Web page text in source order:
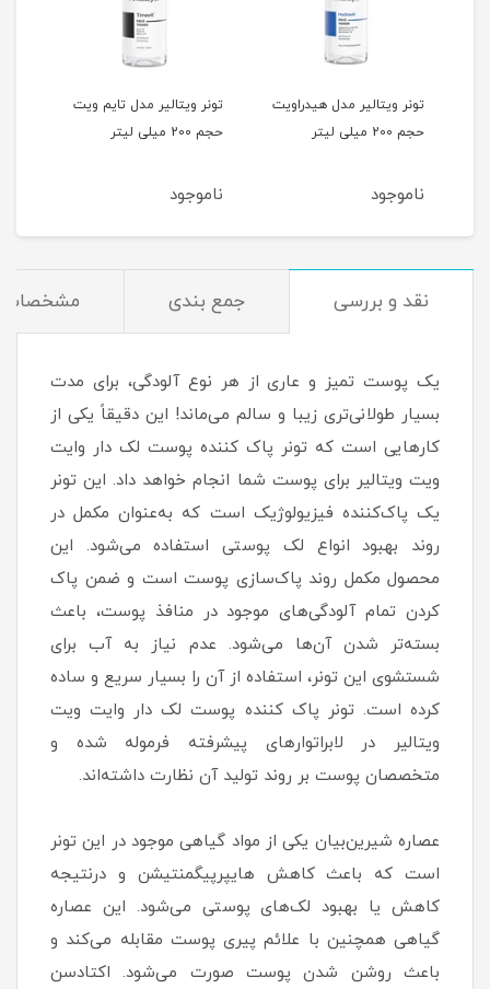
تونر ویتالیر مدل هیدراویت
حجم 200 میلی لیتر
ناموجود
تونر ویتالیر مدل تایم ویت
حجم 200 میلی لیتر
ناموجود
نقد و بررسی جمع بندی مشخصات
یک پوست تمیز و عاری از هر نوع آلودگی، برای مدت
بسیار طولانی‌تری زیبا و سالم می‌ماند! این دقیقاً یکی از
کارهایی است که تونر پاک کننده پوست لک دار وایت
ویت ویتالیر برای پوست شما انجام خواهد داد. این تونر
یک پاک‌کننده فیزیولوژیک است که به‌عنوان مکمل در
روند بهبود انواع لک پوستی استفاده می‌شود. این
محصول مکمل روند پاک‌سازی پوست است و ضمن پاک
کردن تمام آلودگی‌های موجود در منافذ پوست، باعث
بسته‌تر شدن آن‌ها می‌شود. عدم نیاز به آب برای
شستشوی این تونر، استفاده از آن را بسیار سریع و ساده
کرده است. تونر پاک کننده پوست لک دار وایت ویت
ویتالیر در لابراتوارهای پیشرفته فرموله شده و
متخصصان پوست بر روند تولید آن نظارت داشته‌اند.
عصاره شیرین‌بیان یکی از مواد گیاهی موجود در این تونر
است که باعث کاهش هایپرپیگمنتیشن و درنتیجه
کاهش یا بهبود لک‌های پوستی می‌شود. این عصاره
گیاهی همچنین با علائم پیری پوست مقابله می‌کند و
باعث روشن شدن پوست صورت می‌شود. اکتادسن